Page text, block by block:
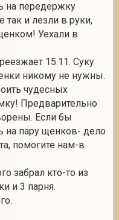
на передержку
так и лезли в руки,
Уехали в
15.11. Суку
никому не нужны.
чудесных
Предварительно
Если бы
на пару щенков- дело
помогите нам-в
забрал кто-то из
и 3 парня.